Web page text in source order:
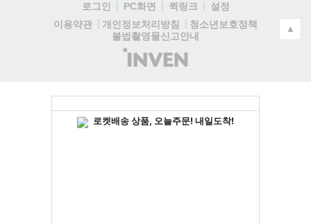
로그인 PC화면 퀵링크
설정
이용약관
개인정보처리방침
청소년보호정책
불법촬영물신고안내
(주)
인
▲